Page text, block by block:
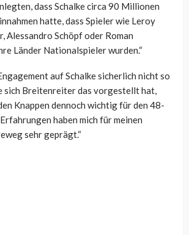
dass Schalke circa 90 Millionen
hatte, dass Spieler wie Leroy
Alessandro Schöpf oder Roman
Länder Nationalspieler wurden.“
auf Schalke sicherlich nicht so
sich Breitenreiter das vorgestellt hat,
Knappen dennoch wichtig für den 48-
haben mich für meinen
sehr geprägt.“